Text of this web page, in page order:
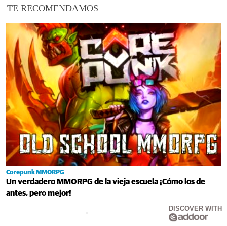
TE RECOMENDAMOS
Corepunk MMORPG
Un verdadero MMORPG de la vieja escuela ¡Cómo los de
antes, pero mejor!
DISCOVER WITH